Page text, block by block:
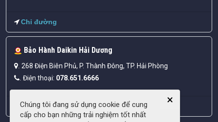
Chỉ đường
Bảo Hành Daikin Hải Dương
268 Điện Biên Phủ, P. Thành Đông, TP. Hải Phòng
Điện thoại: 078.651.6666
Chỉ đường ×
Chúng tôi đang sử dụng cookie để cung
cấp cho bạn những trải nghiệm tốt nhất